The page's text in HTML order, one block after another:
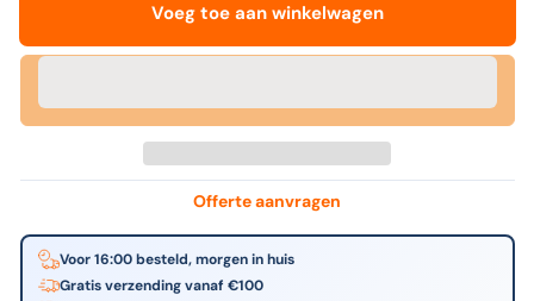
932XL
capacity
zwarte
-
high-
capacity
Voeg toe aan winkelwagen
Offerte aanvragen
Voor 16:00 besteld, morgen in huis
Gratis verzending vanaf €100